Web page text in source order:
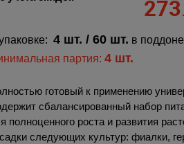
273
4 шт. / 60 шт. в поддоне
партия: 4 шт.
готовый к применению
сбалансированный набор
полноценного роста и развития
следующих культур: фиалки,